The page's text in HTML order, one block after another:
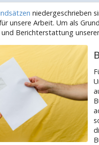
niedergeschrieben
unsere Arbeit. Um als
Berichterstattung